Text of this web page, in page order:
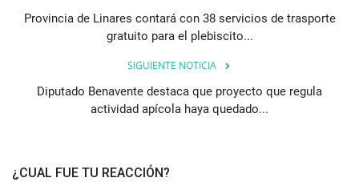
Provincia de Linares contará con 38 servicios de trasporte
gratuito para el plebiscito...
SIGUIENTE NOTICIA
Diputado Benavente destaca que proyecto que regula
actividad apícola haya quedado...
¿CUAL FUE TU REACCIÓN?